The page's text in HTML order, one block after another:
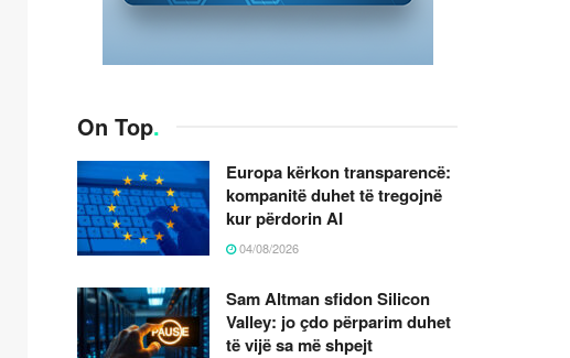
On Top.
Europa kërkon transparencë:
kompanitë duhet të tregojnë
kur përdorin AI
04/08/2026
Sam Altman sfidon Silicon
Valley: jo çdo përparim duhet
të vijë sa më shpejt